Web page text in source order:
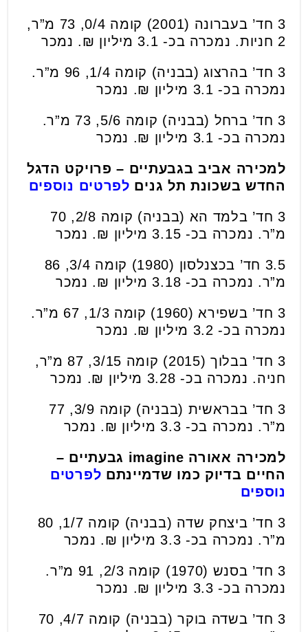
3 חד’ בעברונה (2001) קומה 0/4, 73 מ”ר,
2 חניות. נמכרה בכ- 3.1 מיליון ₪. נמכר
3 חד’ בהרצוג (בבניה) קומה 1/4, 96 מ”ר.
נמכרה בכ- 3.1 מיליון ₪. נמכר
3 חד’ ברחל (בבניה) קומה 5/6, 73 מ”ר.
נמכרה בכ- 3.1 מיליון ₪. נמכר
למכירה אביב בגבעתיים – פרויקט הדגל
החדש בשכונת תל גנים לפרטים נוספים
3 חד’ בלמד הא (בבניה) קומה 2/8, 70
מ”ר. נמכרה בכ- 3.15 מיליון ₪. נמכר
3.5 חד’ בכצנלסון (1980) קומה 3/4, 86
מ”ר. נמכרה בכ- 3.18 מיליון ₪. נמכר
3 חד’ בשפירא (1960) קומה 1/3, 67 מ”ר.
נמכרה בכ- 3.2 מיליון ₪. נמכר
3 חד’ בבלוך (2015) קומה 3/15, 87 מ”ר,
חניה. נמכרה בכ- 3.28 מיליון ₪. נמכר
3 חד’ בבראשית (בבניה) קומה 3/9, 77
מ”ר. נמכרה בכ- 3.3 מיליון ₪. נמכר
למכירה אאורה imagine גבעתיים –
החיים בדיוק כמו שדמיינתם לפרטים
נוספים
3 חד’ ביצחק שדה (בבניה) קומה 1/7, 80
מ”ר. נמכרה בכ- 3.3 מיליון ₪. נמכר
3 חד’ בסנש (1970) קומה 2/3, 91 מ”ר.
נמכרה בכ- 3.3 מיליון ₪. נמכר
3 חד’ בשדה בוקר (בבניה) קומה 4/7, 70